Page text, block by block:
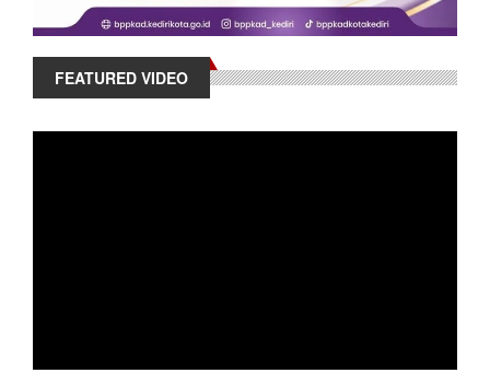
FEATURED VIDEO